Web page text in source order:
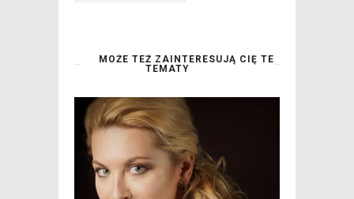
MOŻE TEŻ ZAINTERESUJĄ CIĘ TE
TEMATY